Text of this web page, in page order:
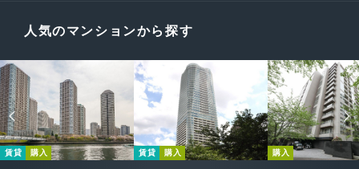
人気のマンションから探す
賃貸 購入 賃貸 購入 購入